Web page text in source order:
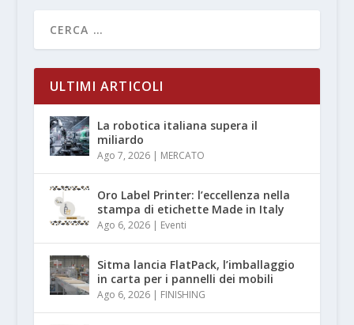
ULTIMI ARTICOLI
La robotica italiana supera il
miliardo
Ago 7, 2026| MERCATO
Oro Label Printer: l’eccellenza nella
stampa di etichette Made in Italy
Ago 6, 2026| Eventi
Sitma lancia FlatPack, l’imballaggio
in carta per i pannelli dei mobili
Ago 6, 2026| FINISHING